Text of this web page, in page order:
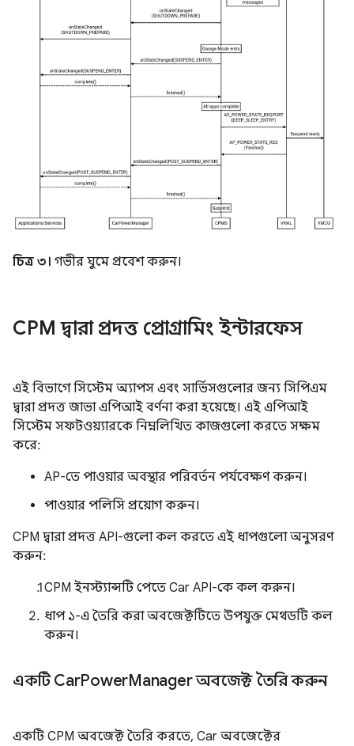
চিত্র ৩। গভীর ঘুমে প্রবেশ করুন।
CPM দ্বারা প্রদত্ত প্রোগ্রামিং ইন্টারফেস
এই বিভাগে সিস্টেম অ্যাপস এবং সার্ভিসগুলোর জন্য সিপিএম
দ্বারা প্রদত্ত জাভা এপিআই বর্ণনা করা হয়েছে। এই এপিআই
সিস্টেম সফটওয়্যারকে নিম্নলিখিত কাজগুলো করতে সক্ষম
করে:
AP-তে পাওয়ার অবস্থার পরিবর্তন পর্যবেক্ষণ করুন।
পাওয়ার পলিসি প্রয়োগ করুন।
CPM দ্বারা প্রদত্ত API-গুলো কল করতে এই ধাপগুলো অনুসরণ
করুন:
CPM ইনস্ট্যান্সটি পেতে Car API-কে কল করুন।
ধাপ ১-এ তৈরি করা অবজেক্টটিতে উপযুক্ত মেথডটি কল
করুন।
একটি CarPowerManager অবজেক্ট তৈরি করুন
একটি CPM অবজেক্ট তৈরি করতে, Car অবজেক্টের